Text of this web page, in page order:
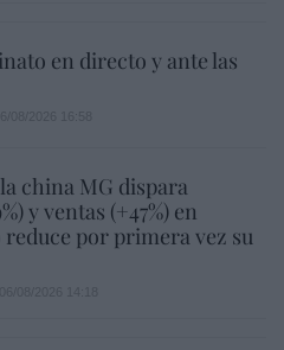
en directo y ante las
china MG dispara
y ventas (+47%) en
reduce por primera vez su